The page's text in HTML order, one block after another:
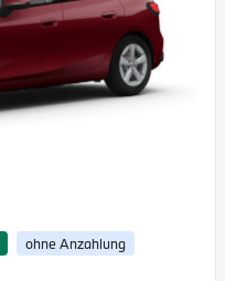
ohne Anzahlung